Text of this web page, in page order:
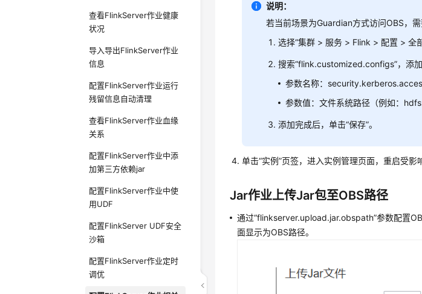
查看FlinkServer作业健康
状况
导入导出FlinkServer作业
信息
配置FlinkServer作业运行
残留信息自动清理
查看FlinkServer作业血缘
关系
配置FlinkServer作业中添
加第三方依赖jar
配置FlinkServer作业中使
用UDF
配置FlinkServer UDF安全
沙箱
配置FlinkServer作业定时
调优
说明：
若当前场景为Guardian方式访问OBS，需
选择“集群 > 服务 > Flink > 配置 > 全
搜索“flink.customized.configs”，添加
参数名称：
参数值：文件系统路径（例如：
添加完成后，单击“保存”。
单击“实例”页签，进入实例管理页面，重启受影
Jar作业上传Jar包至OBS路径
通过“flinkserver.upload.jar.obspath”参数配置
面显示为OBS路径。